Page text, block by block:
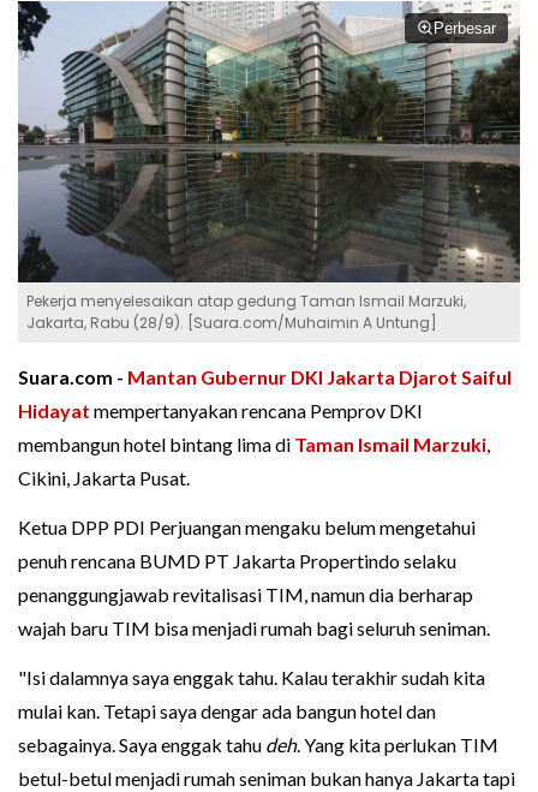
Perbesar
Pekerja menyelesaikan atap gedung Taman Ismail Marzuki,
Jakarta, Rabu (28/9). [Suara.com/Muhaimin A Untung]
Suara.com - Mantan Gubernur DKI Jakarta Djarot Saiful
Hidayat mempertanyakan rencana Pemprov DKI
membangun hotel bintang lima di Taman Ismail Marzuki,
Cikini, Jakarta Pusat.
Ketua DPP PDI Perjuangan mengaku belum mengetahui
penuh rencana BUMD PT Jakarta Propertindo selaku
penanggungjawab revitalisasi TIM, namun dia berharap
wajah baru TIM bisa menjadi rumah bagi seluruh seniman.
"Isi dalamnya saya enggak tahu. Kalau terakhir sudah kita
mulai kan. Tetapi saya dengar ada bangun hotel dan
sebagainya. Saya enggak tahu deh. Yang kita perlukan TIM
betul-betul menjadi rumah seniman bukan hanya Jakarta tapi